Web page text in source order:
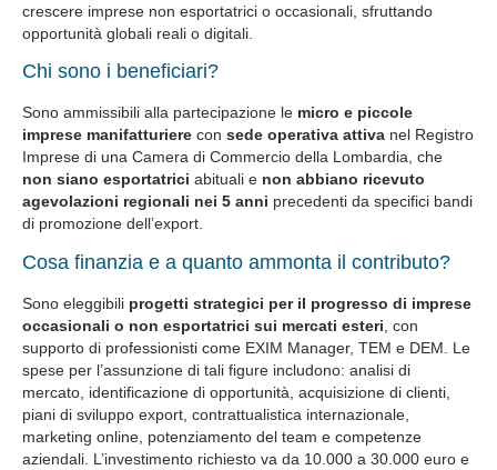
crescere imprese non esportatrici o occasionali, sfruttando
opportunità globali reali o digitali.
Chi sono i beneficiari?
Sono ammissibili alla partecipazione le micro e piccole
imprese manifatturiere con sede operativa attiva nel Registro
Imprese di una Camera di Commercio della Lombardia, che
non siano esportatrici abituali e non abbiano ricevuto
agevolazioni regionali nei 5 anni precedenti da specifici bandi
di promozione dell’export.
Cosa finanzia e a quanto ammonta il contributo?
Sono eleggibili progetti strategici per il progresso di imprese
occasionali o non esportatrici sui mercati esteri , con
supporto di professionisti come EXIM Manager, TEM e DEM. Le
spese per l’assunzione di tali figure includono: analisi di
mercato, identificazione di opportunità, acquisizione di clienti,
piani di sviluppo export, contrattualistica internazionale,
marketing online, potenziamento del team e competenze
aziendali. L’investimento richiesto va da 10.000 a 30.000 euro e